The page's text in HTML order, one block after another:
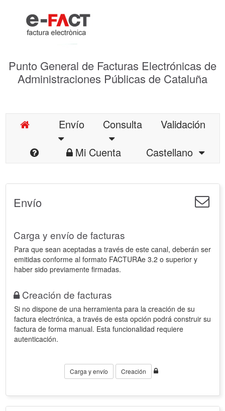
Punto General de Facturas Electrónicas de
Administraciones Públicas de Cataluña
Envío Consulta
Validación
Mi Cuenta
Castellano
Envío
Carga y envío de facturas
Para que sean aceptadas a través de este canal, deberán ser
emitidas conforme al formato FACTURAe 3.2 o superior y
haber sido previamente firmadas.
Creación de facturas
Si no dispone de una herramienta para la creación de su
factura electrónica, a través de esta opción podrá construir su
factura de forma manual. Esta funcionalidad requiere
autenticación.
Carga y envío Creación